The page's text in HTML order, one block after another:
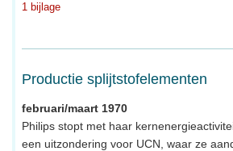
1 bijlage
Productie splijtstofelementen
februari/maart 1970
Philips stopt met haar
een uitzondering voor UCN, waar ze